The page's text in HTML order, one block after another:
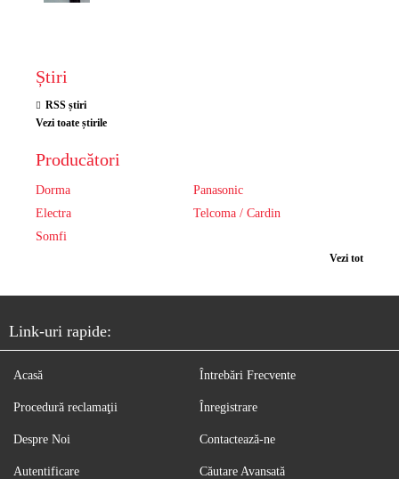
Știri
RSS știri
Vezi toate știrile
Producători
Dorma
Panasonic
Electra
Telcoma / Cardin
Somfi
Vezi tot
Link-uri rapide:
Acasă
Procedură reclamaţii
Despre Noi
Autentificare
Întrebări Frecvente
Înregistrare
Contactează-ne
Căutare Avansată